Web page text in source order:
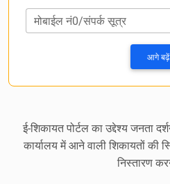
मोबाईल नं0/संपर्क सूत्र
आगे बढ़ें
ई-शिकायत पोर्टल का उद्देश्य जनता
कार्यालय में आने वाली शिकायतों की
निस्तारण